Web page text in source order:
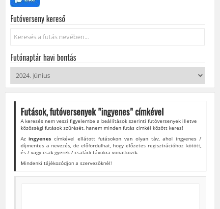
Futóverseny kereső
Keresés...
Futónaptár havi bontás
Futások, futóversenyek "ingyenes" címkével
A keresés nem veszi figyelembe a beállítások szerinti futóversenyek illetve
közösségi futások szűrését, hanem minden futás címkéi között keres!
Azingyenes címkével ellátott futásokon van olyan táv, ahol ingyenes /
díjmentes a nevezés, de előfordulhat, hogy előzetes regisztrációhoz kötött,
és / vagy csak gyerek / családi távokra vonatkozik.
Mindenki tájékozódjon a szervezőknél!